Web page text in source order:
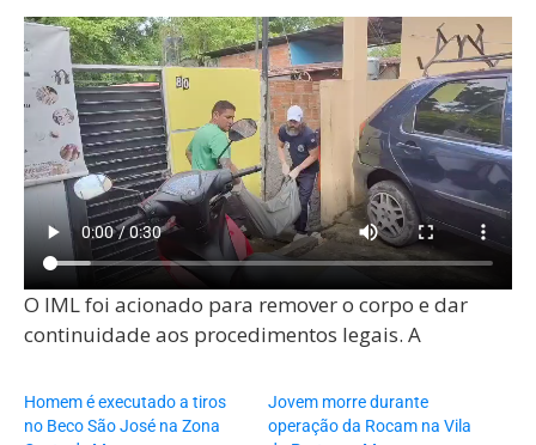
O IML foi acionado para remover o corpo e dar
continuidade aos procedimentos legais. A
Homem é executado a tiros
no Beco São José na Zona
Jovem morre durante
operação da Rocam na Vila